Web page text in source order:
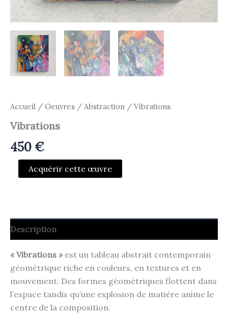
Accueil / Oeuvres / Abstraction / Vibrations
Vibrations
450€
quantitéAcquérir cette œuvre
Description
« Vibrations »est un tableau abstrait contemporain
géométrique riche en couleurs, en textures et en
mouvement. Des formes géométriques flottent dans
l’espace tandis qu’une explosion de matière anime le
centre de la composition.